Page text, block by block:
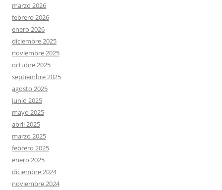
marzo 2026
febrero 2026
enero 2026
diciembre 2025
noviembre 2025
octubre 2025
septiembre 2025
agosto 2025
junio 2025
mayo 2025
abril 2025
marzo 2025
febrero 2025
enero 2025
diciembre 2024
noviembre 2024